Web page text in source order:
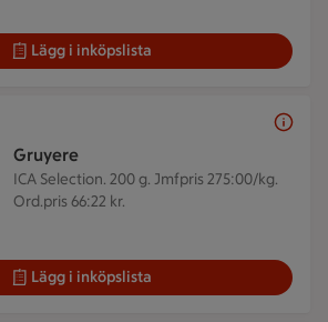
Lägg i inköpslista
Gruyere
ICA Selection. 200 g. Jmfpris 275:00/kg.
Ord.pris 66:22 kr.
Lägg i inköpslista